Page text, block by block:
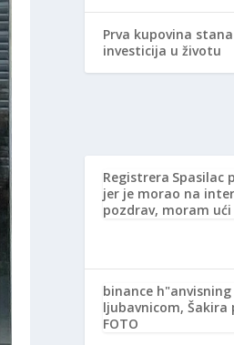
Prva kupovina
investicija u životu
Registrera Spasilac
jer je morao na
pozdrav, moram ući
binance h"anvisning
ljubavnicom,
FOTO